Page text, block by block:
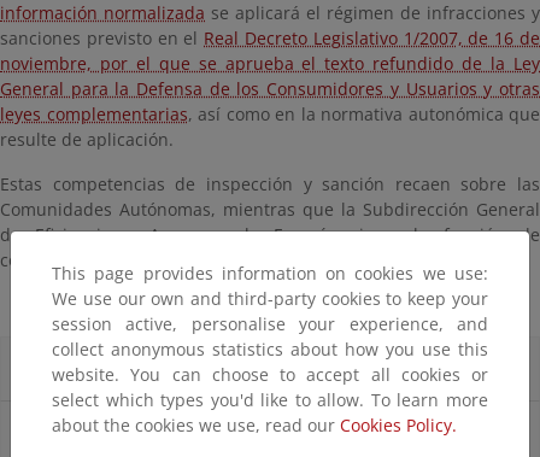
información normalizada se aplicará el régimen de infracciones y
sanciones previsto en el Real Decreto Legislativo 1/2007, de 16 de
noviembre, por el que se aprueba el texto refundido de la Ley
General para la Defensa de los Consumidores y Usuarios y otras
leyes complementarias, así como en la normativa autonómica que
resulte de aplicación.
Estas competencias de inspección y sanción recaen sobre las
Comunidades Autónomas, mientras que la Subdirección General
de Eficiencia y Acceso a la Energía ejerce la función de
coordinador nacional.
Iniciativas
EPREL - Registro Europeo de Productos para
This page provides information on cookies we use:
We use our own and third-party cookies to keep your
session active, personalise your experience, and
collect anonymous statistics about how you use this
website. You can choose to accept all cookies or
select which types you'd like to allow. To learn more
about the cookies we use, read our Cookies Policy.